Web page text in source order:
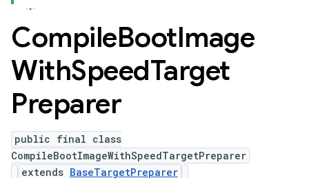
CompileBootImage
WithSpeedTarget
Preparer
public final class
CompileBootImageWithSpeedTargetPreparer
extends BaseTargetPreparer